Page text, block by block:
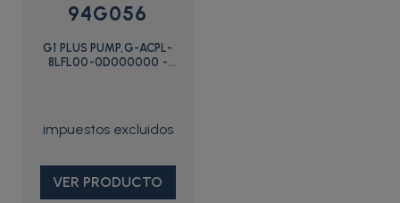
94G056
G1 PLUS PUMP,G-ACPL-
8LFL00-0D000000 -
VER PRODUCTO